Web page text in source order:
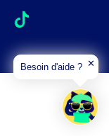
Besoin d'aide ? ✕